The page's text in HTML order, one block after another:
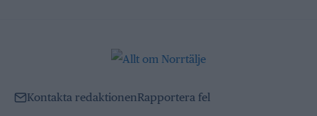
Kontakta redaktionenRapportera fel